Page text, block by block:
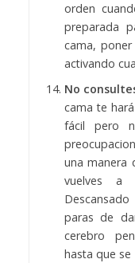
orden
preparada
cama,
activando
No
cama te
fácil pero
una manera
vuelves a
paras de
cerebro
hasta que